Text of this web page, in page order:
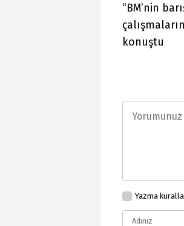
“BM’nin
konuştu
Yazma